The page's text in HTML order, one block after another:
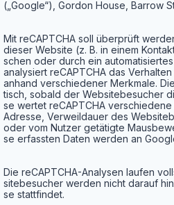
(„Goog­le“), Gor­don House, Bar­row
Mit reCAPTCHA soll über­prüft
die­ser Web­site (z. B. in einem
schen oder durch ein
ana­ly­siert reCAPTCHA das
anhand ver­schie­de­ner Merk­ma­le.
tisch, sobald der Web­site­be­su­cher
se wer­tet reCAPTCHA ver­schie­de­ne
Adres­se, Ver­weil­dau­er des
oder vom Nut­zer getä­tig­te
se erfass­ten Daten wer­den an
Die reCAPTCHA-Ana­ly­sen lau­fen
site­be­su­cher wer­den nicht dar­auf
se stattfindet.